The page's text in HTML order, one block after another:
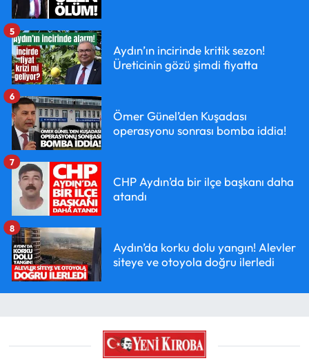
Aydın’ın incirinde kritik sezon!
Üreticinin gözü şimdi fiyatta
5
Ömer Günel’den Kuşadası
operasyonu sonrası bomba iddia!
6
CHP Aydın’da bir ilçe başkanı daha
atandı
7
Aydın’da korku dolu yangın! Alevler
siteye ve otoyola doğru ilerledi
8